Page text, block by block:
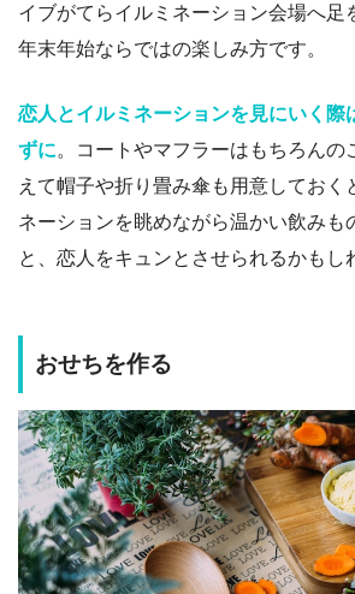
イブがてらイルミネーション会場へ足
年末年始ならではの楽しみ方です。
恋人とイルミネーションを見にいく際
ずに。コートやマフラーはもちろんの
えて帽子や折り畳み傘も用意しておく
ネーションを眺めながら温かい飲みも
と、恋人をキュンとさせられるかもし
おせちを作る